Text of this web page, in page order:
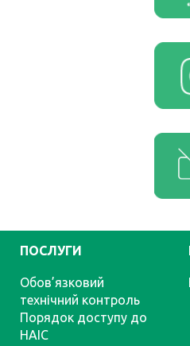
ПОСЛУГИ
Обов’язковий
технічний контроль
Порядок доступу до
НАІС